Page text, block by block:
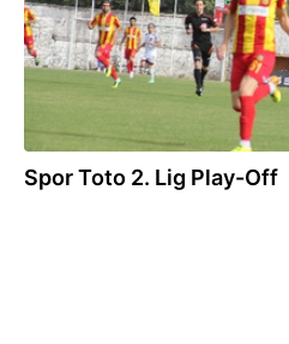
Spor Toto 2. Lig Play-Off